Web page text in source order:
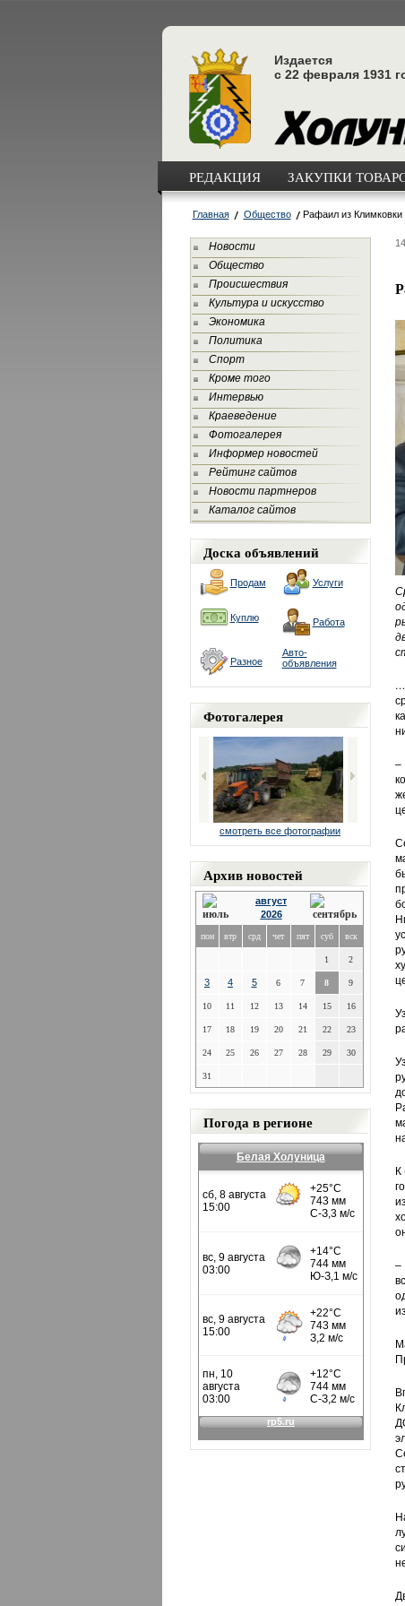
Издается
с 22 февраля 1931
РЕДАКЦИЯ ЗАКУПКИ
Главная Общество Рафаил из Климковки
Новости
Общество
Происшествия
Культура и искусство
Экономика
Политика
Спорт
Кроме того
Интервью
Краеведение
Фотогалерея
Информер новостей
Рейтинг сайтов
Новости партнеров
Каталог сайтов
Доска объявлений
Продам Услуги
Куплю Работа
Разное
Авто-
объявления
Фотогалерея
смотреть все фотографии
Архив новостей
август
2026
пон втр срд чет пят суб вск
1 2
3 4 5 6 7 8 9
10 11 12 13 14 15 16
17 18 19 20 21 22 23
24 25 26 27 28 29 30
31
Погода в регионе
Белая Холуница
…
–
К
–